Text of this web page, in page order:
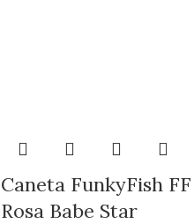
Caneta FunkyFish FF
Rosa Babe Star